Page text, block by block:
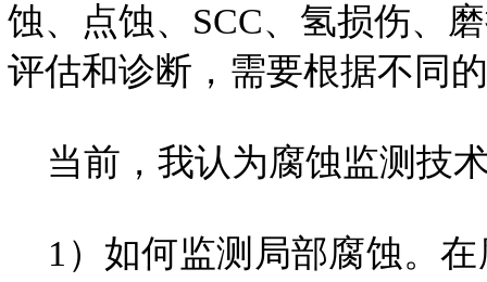
蚀、点蚀、SCC、氢损伤、
评估和诊断，需要根据不同
当前，我认为腐蚀监测技
1）如何监测局部腐蚀。在